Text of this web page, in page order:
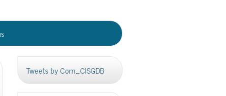
Tweets by Com_CISGDB